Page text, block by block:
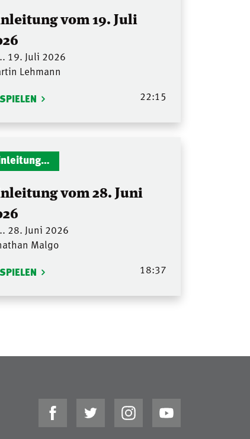
vom 19. Juli
19. Juli 2026
Lehmann
22:15
Einleitungen Gottesdienst
vom 28. Juni
28. Juni 2026
Malgo
18:37